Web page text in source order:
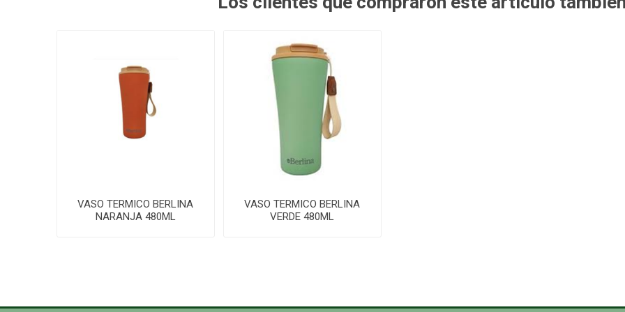
VASO TERMICO BERLINA
NARANJA 480ML
VASO TERMICO BERLINA
VERDE 480ML